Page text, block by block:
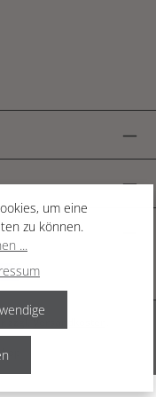
Versandkosten
um eine
zu können.
...